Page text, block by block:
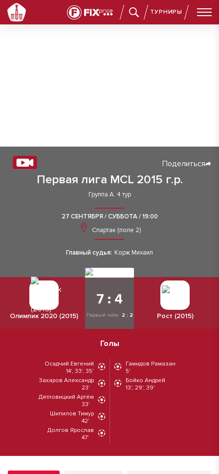
ТУРНИРЫ
Первая лига MCL 2015 г.р.
Поделиться
Группа А. 4 тур
27 СЕНТЯБРЯ / СУББОТА / 19:00
Спартак (поле 2)
Главный судья: Корж Михаил
Олимпик 2020 (2015)
7 : 4
Первый тайм: 2 : 2 Рост (2015)
Голы
Осадчий Евгений
14', 33', 35'
Захаров Александр
23'
Дятловицкий Артём
33'
Шипилов Тимур
42'
Долгов Ярослав
47'
Гамидов Рамазан
5'
Бойко Андрей
13', 29', 39'